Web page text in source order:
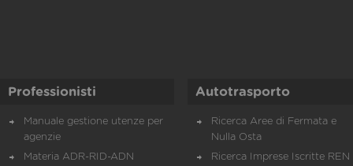
Professionisti
Manuale gestione utenze per
agenzie
Materia ADR-RID-ADN
Autotrasporto
Ricerca Aree di Fermata e
Nulla Osta
Ricerca Imprese Iscritte REN